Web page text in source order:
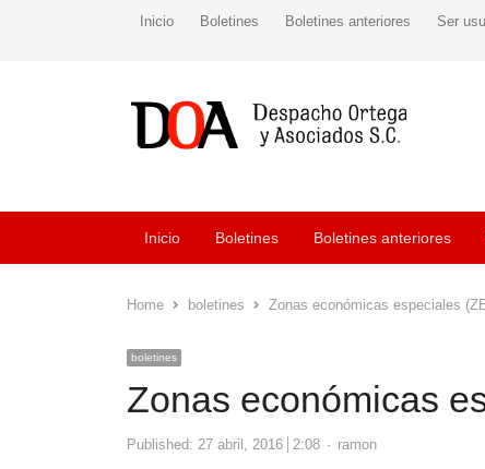
Inicio Boletines Boletines anteriores Ser
Inicio Boletines Boletines anteriores
Home
boletines Zonas económicas especiales
boletines
Zonas económicas
Published: 27 abril, 2016 2:08 Author
ramon